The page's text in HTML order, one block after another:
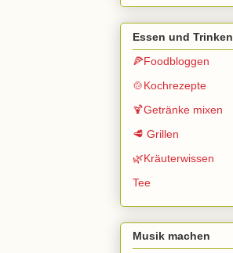
Essen und Trinken
🍕Foodbloggen
🍲Kochrezepte
🍹Getränke mixen
🥩 Grillen
🌿Kräuterwissen
Tee
Musik machen